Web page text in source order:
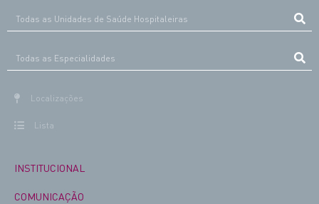
Localizações
Lista
INSTITUCIONAL
COMUNICAÇÃO